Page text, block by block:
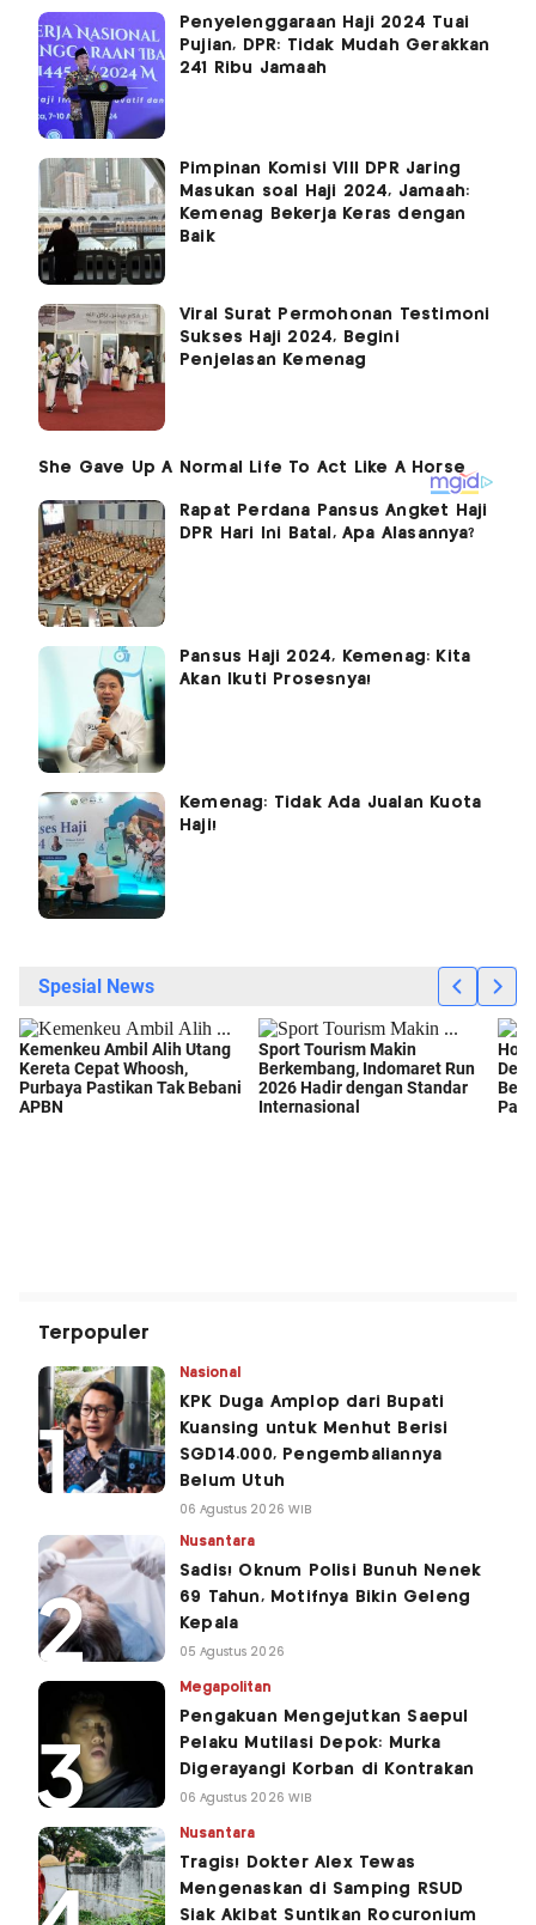
Penyelenggaraan Haji 2024 Tuai
Pujian, DPR: Tidak Mudah Gerakkan
241 Ribu Jamaah
Pimpinan Komisi VIII DPR Jaring
Masukan soal Haji 2024, Jamaah:
Kemenag Bekerja Keras dengan
Baik
Viral Surat Permohonan Testimoni
Sukses Haji 2024, Begini
Penjelasan Kemenag
Rapat Perdana Pansus Angket Haji
DPR Hari Ini Batal, Apa Alasannya?
Pansus Haji 2024, Kemenag: Kita
Akan Ikuti Prosesnya!
Kemenag: Tidak Ada Jualan Kuota
Haji!
Terpopuler
Nasional
KPK Duga Amplop dari Bupati
Kuansing untuk Menhut Berisi
SGD14.000, Pengembaliannya
Belum Utuh
06 Agustus 2026 WIB
Nusantara
Sadis! Oknum Polisi Bunuh Nenek
69 Tahun, Motifnya Bikin Geleng
Kepala
05 Agustus 2026
Megapolitan
Pengakuan Mengejutkan Saepul
Pelaku Mutilasi Depok: Murka
Digerayangi Korban di Kontrakan
06 Agustus 2026 WIB
Nusantara
Tragis! Dokter Alex Tewas
Mengenaskan di Samping RSUD
Siak Akibat Suntikan Rocuronium